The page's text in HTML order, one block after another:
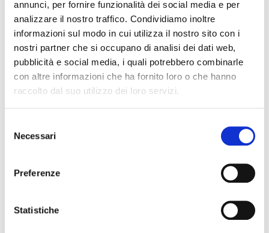
annunci, per fornire funzionalità dei social media e per
analizzare il nostro traffico. Condividiamo inoltre
informazioni sul modo in cui utilizza il nostro sito con i
nostri partner che si occupano di analisi dei dati web,
pubblicità e social media, i quali potrebbero combinarle
con altre informazioni che ha fornito loro o che hanno
raccolto dal suo utilizzo dei loro servizi.
delNecessari
Preferenze
Statistiche
Sfoglia
Condividi l'articolo